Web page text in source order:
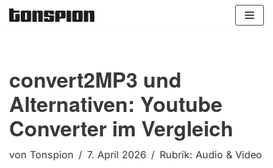
convert2MP3 und
Alternativen: Youtube
Converter im Vergleich
von Tonspion 7. April 2026 Rubrik: Audio & Video